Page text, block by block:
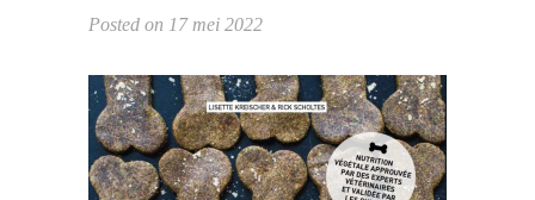
Posted on 17 mei 2022